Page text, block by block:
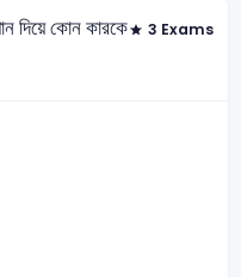
দিয়ে কোন কারকে
3 Exams